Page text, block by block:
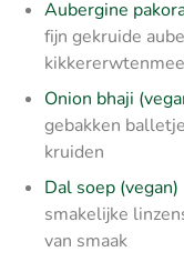
Aubergine
fijn gekruide
Onion bhaji
gebakken
kruiden
Dal soep (vegan)
smakelijke
van smaak